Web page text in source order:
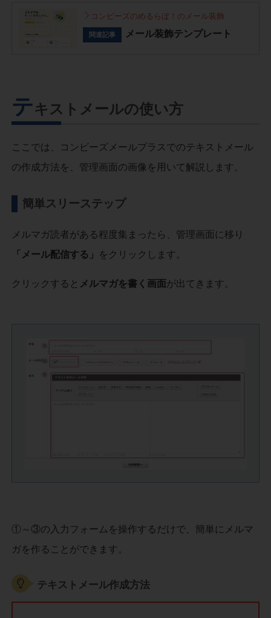
コンビーズのめるらぼ！のメール装飾
関連記事 メール装飾テンプレート
テキストメールの使い方
ここでは、コンビーズメールプラスでのテキストメール
の作成方法を、管理画面の画像を用いて解説します。
簡単スリーステップ
メルマガ読者がある程度集まったら、管理画面に移り
「メール配信する」 をクリックします。
クリックすると メルマガを書く画面が出てきます。
①～③の入力フォームを操作するだけで、簡単にメルマ
ガを作ることができます。
テキストメール作成方法